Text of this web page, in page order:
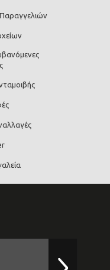
Παραγγελιών